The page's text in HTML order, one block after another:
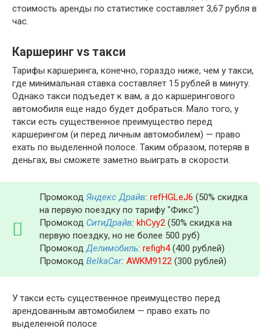
стоимость аренды по статистике составляет 3,67 рубля в
час.
Каршеринг vs такси
Тарифы каршеринга, конечно, гораздо ниже, чем у такси,
где минимальная ставка составляет 15 рублей в минуту.
Однако такси подъедет к вам, а до каршерингового
автомобиля еще надо будет добраться. Мало того, у
такси есть существенное преимущество перед
каршерингом (и перед личным автомобилем) — право
ехать по выделенной полосе. Таким образом, потеряв в
деньгах, вы сможете заметно выиграть в скорости.
Промокод Яндекс Драйв: refHGLeJ6 (50% скидка
на первую поездку по тарифу "Фикс")
Промокод СитиДрайв: khCyy2 (50% скидка на
первую поездку, но не более 500 руб)
ПромокодДелимобиль: refigh4(400 рублей)
Промокод BelkaCar: AWKM9122 (300 рублей)
У такси есть существенное преимущество перед
арендованным автомобилем — право ехать по
выделенной полосе